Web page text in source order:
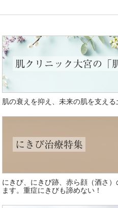
肌クリニック大宮の「
肌の衰えを抑え、未来の肌を支える
にきび治療特集
にきび、にきび跡、赤ら顔（酒さ
ます。重症にきびも諦めない！